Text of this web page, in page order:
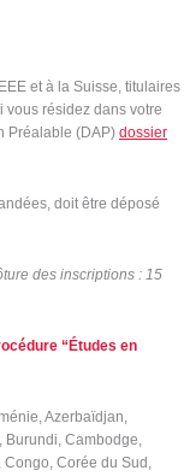
et à la Suisse, titulaires
vous résidez dans votre
Préalable (DAP) dossier
doit être déposé
des inscriptions : 15
“Études en
Azerbaïdjan,
Burundi, Cambodge,
Corée du Sud,